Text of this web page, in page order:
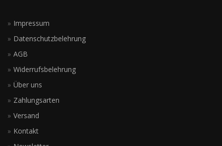
Impressum
Datenschutzbelehrung
AGB
Widerrufsbelehrung
Über uns
Zahlungsarten
Versand
Kontakt